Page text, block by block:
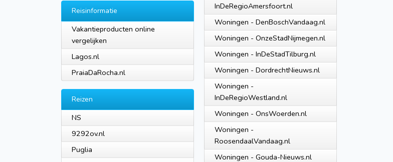
Reisinformatie
Vakantieproducten online
vergelijken
Lagos.nl
PraiaDaRocha.nl
Reizen
NS
9292ov.nl
Puglia
InDeRegioAmersfoort.nl
Woningen - DenBoschVandaag.nl
Woningen - OnzeStadNijmegen.nl
Woningen - InDeStadTilburg.nl
Woningen - DordrechtNieuws.nl
Woningen -
InDeRegioWestland.nl
Woningen - OnsWoerden.nl
Woningen -
RoosendaalVandaag.nl
Woningen - Gouda-Nieuws.nl